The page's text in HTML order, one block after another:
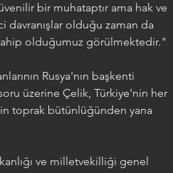
bir muhataptır ama hak ve
olduğu zaman da
olduğumuz görülmektedir."
Rusya'nın başkenti
üzerine Çelik, Türkiye'nin her
toprak bütünlüğünden yana
ve milletvekilliği genel